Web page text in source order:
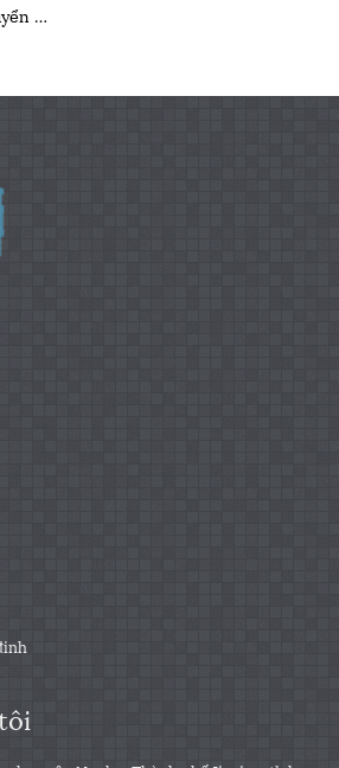
Bu lông vận chuyển đầu vuông đầu tròn ISO8678